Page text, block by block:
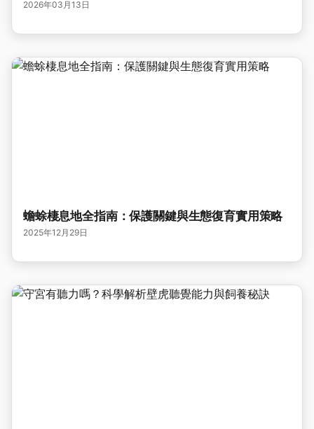
2026年03月13日
蟾蜍棲息地全指南：保護關鍵與生態復育實用策略
2025年12月29日